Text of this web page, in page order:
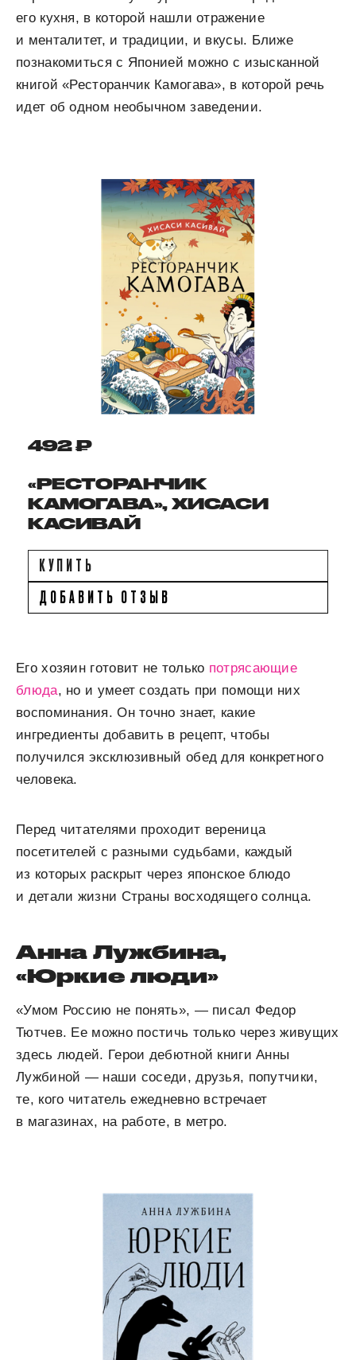
его кухня, в которой нашли отражение
и менталитет, и традиции, и вкусы. Ближе
познакомиться с Японией можно с изысканной
книгой «Ресторанчик Камогава», в которой речь
идет об одном необычном заведении.
492 ₽
«РЕСТОРАНЧИК
КАМОГАВА», ХИСАСИ
КАСИВАЙ
КУПИТЬ
ДОБАВИТЬ ОТЗЫВ
Его хозяин готовит не только потрясающие
блюда, но и умеет создать при помощи них
воспоминания. Он точно знает, какие
ингредиенты добавить в рецепт, чтобы
получился эксклюзивный обед для конкретного
человека.
Перед читателями проходит вереница
посетителей с разными судьбами, каждый
из которых раскрыт через японское блюдо
и детали жизни Страны восходящего солнца.
Анна Лужбина,
«Юркие люди»
«Умом Россию не понять», — писал Федор
Тютчев. Ее можно постичь только через живущих
здесь людей. Герои дебютной книги Анны
Лужбиной — наши соседи, друзья, попутчики,
те, кого читатель ежедневно встречает
в магазинах, на работе, в метро.